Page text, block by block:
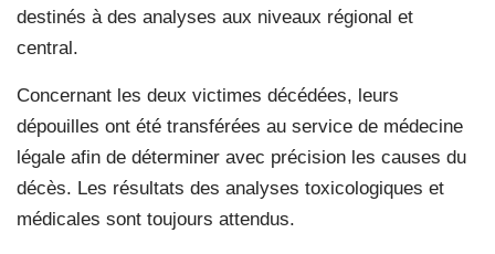
destinés à des analyses aux niveaux régional et
central.
Concernant les deux victimes décédées, leurs
dépouilles ont été transférées au service de médecine
légale afin de déterminer avec précision les causes du
décès. Les résultats des analyses toxicologiques et
médicales sont toujours attendus.